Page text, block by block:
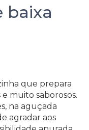
baixa
que prepara
muito saborosos.
na aguçada
agradar aos